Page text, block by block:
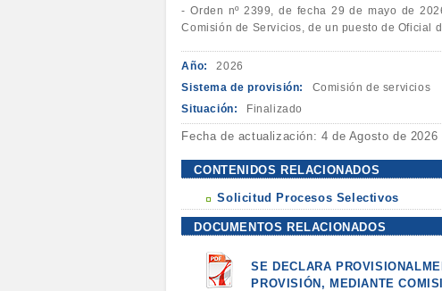
- Orden nº 2399, de fecha 29 de mayo de
Comisión de Servicios, de un puesto de Oficial
Año:
2026
Sistema de provisión:
Comisión de servicios
Situación:
Finalizado
Fecha de actualización: 4 de Agosto de 2026
CONTENIDOS RELACIONADOS
Solicitud Procesos Selectivos
DOCUMENTOS RELACIONADOS
SE DECLARA
PROVISIÓN, MEDIANTE